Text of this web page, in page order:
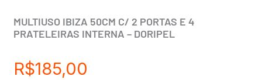
MULTIUSO IBIZA 50CM C/ 2 PORTAS E 4
PRATELEIRAS INTERNA – DORIPEL
R$185,00